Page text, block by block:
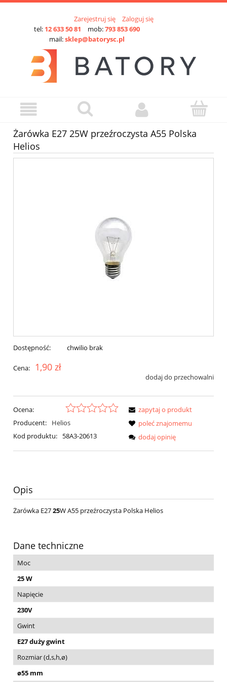
Zarejestruj się
Zaloguj się
tel: 12 633 50 81 mob:793 853 690
mail:sklep@batorysc.pl
Żarówka E27 25W przeźroczysta A55 Polska
Helios
Dostępność: chwilio brak
Cena: 1,90 zł
dodaj do przechowalni
Ocena:
Producent:
Helios
Kod produktu:
58A3-20613
zapytaj o produkt
poleć znajomemu
dodaj opinię
Opis
Żarówka E2725W A55 przeźroczysta Polska Helios
Dane techniczne
Moc
25 W
Napięcie
230V
Gwint
E27 duży gwint
Rozmiar (d,s,h,ø)
ø55 mm